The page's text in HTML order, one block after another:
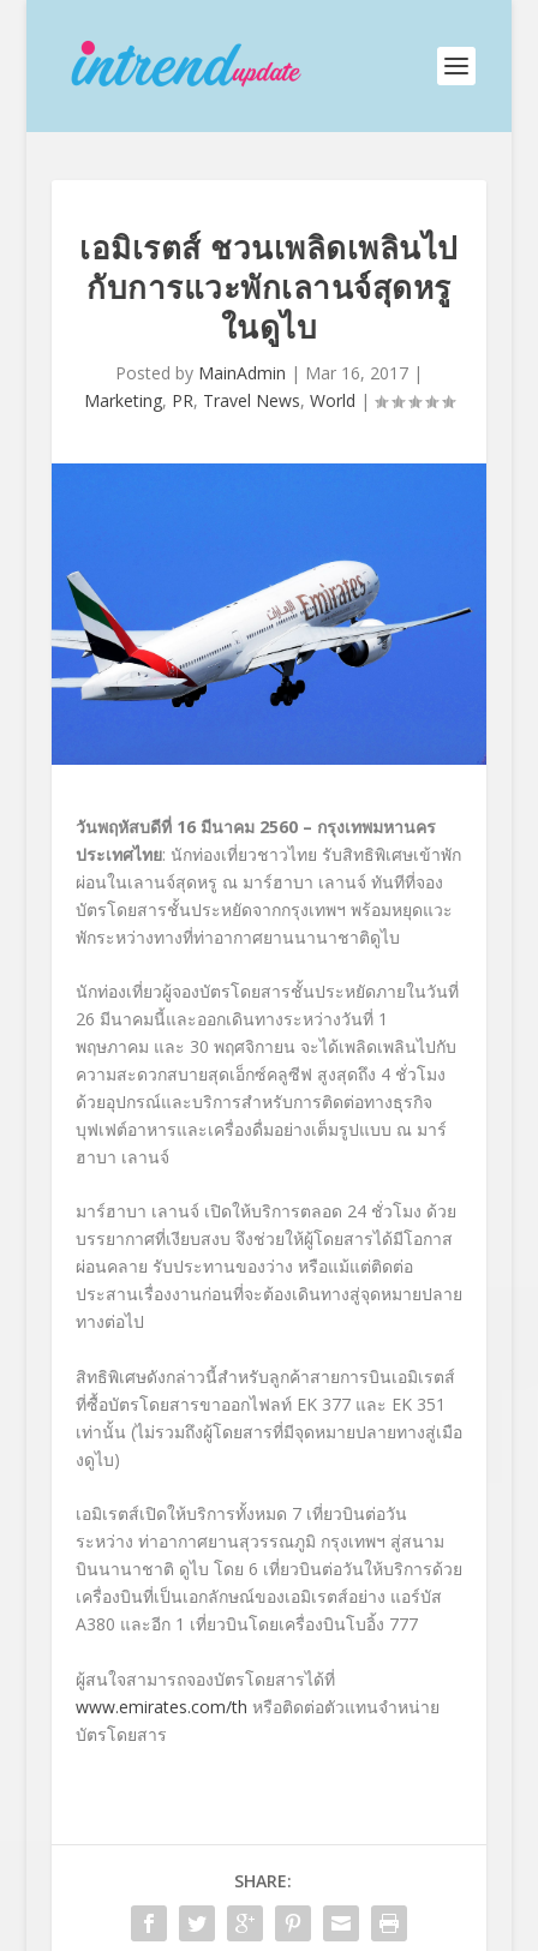
เอมิเรตส์ ชวนเพลิดเพลินไป
กับการแวะพักเลานจ์สุดหรู
ในดูไบ
Posted by MainAdmin | Mar 16, 2017|
Marketing, PR, Travel News, World |
วันพฤหัสบดีที่ 16 มีนาคม2560 – กรุงเทพมหานคร
ประเทศไทย: นักท่องเที่ยวชาวไทย รับสิทธิพิเศษเข้าพัก
ผ่อนในเลานจ์สุดหรู ณ มาร์ฮาบา เลานจ์ ทันทีที่จอง
บัตรโดยสารชั้นประหยัดจากกรุงเทพฯ พร้อมหยุดแวะ
พักระหว่างทางที่ท่าอากาศยานนานาชาติดูไบ
นักท่องเที่ยวผู้จองบัตรโดยสารชั้นประหยัดภายในวันที่
26 มีนาคมนี้และออกเดินทางระหว่างวันที่ 1
พฤษภาคม และ 30 พฤศจิกายน จะได้เพลิดเพลินไปกับ
ความสะดวกสบายสุดเอ็กซ์คลูซีฟ สูงสุดถึง 4 ชั่วโมง
ด้วยอุปกรณ์และบริการสำหรับการติดต่อทางธุรกิจ
บุฟเฟต์อาหารและเครื่องดื่มอย่างเต็มรูปแบบ ณ มาร์
ฮาบา เลานจ์
มาร์ฮาบา เลานจ์ เปิดให้บริการตลอด 24 ชั่วโมง ด้วย
บรรยากาศที่เงียบสงบ จึงช่วยให้ผู้โดยสารได้มีโอกาส
ผ่อนคลาย รับประทานของว่าง หรือแม้แต่ติดต่อ
ประสานเรื่องงานก่อนที่จะต้องเดินทางสู่จุดหมายปลาย
ทางต่อไป
สิทธิพิเศษดังกล่าวนี้สำหรับลูกค้าสายการบินเอมิเรตส์
ที่ซื้อบัตรโดยสารขาออกไฟลท์ EK 377 และ EK 351
เท่านั้น (ไม่รวมถึงผู้โดยสารที่มีจุดหมายปลายทางสู่เมือ
งดูไบ)
เอมิเรตส์เปิดให้บริการทั้งหมด 7 เที่ยวบินต่อวัน
ระหว่าง ท่าอากาศยานสุวรรณภูมิ กรุงเทพฯ สู่สนาม
บินนานาชาติ ดูไบ โดย 6 เที่ยวบินต่อวันให้บริการด้วย
เครื่องบินที่เป็นเอกลักษณ์ของเอมิเรตส์อย่าง แอร์บัส
A380 และอีก 1 เที่ยวบินโดยเครื่องบินโบอิ้ง 777
ผู้สนใจสามารถจองบัตรโดยสารได้ที่
www.emirates.com/th หรือติดต่อตัวแทนจำหน่าย
บัตรโดยสาร
SHARE: